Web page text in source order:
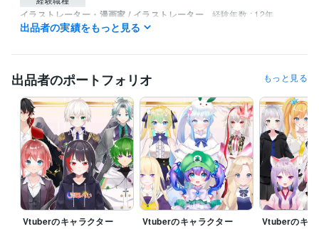
イラストレーター・漫画家 / イラストレーター 経験年数 : 12年
イラストレーター・漫画家 / 漫画家
年
イラストレーター・漫画家 / キャラクターモデラー
受賞歴
月刊少年シリウス 新人賞/奨励賞受賞 講談社漫画サイトTwitterにて
「ねこ貴族」連載
得意分野
イラスト作成・漫画制作 VtuberのイラストとLive2D制作
イラスト Vtuber IRIAM キャラクターデザイン live2
表情差分
モデリング
イラスト作成・漫画制作 イラスト制作　SNSアイコン　漫画
キャラクターデザイン Live2D
出品者の実績をもっと見る
出品者のポートフォリオ もっと見る
Vtuberのキャラクター Vtuberのキャラクター Vtuberのキャ